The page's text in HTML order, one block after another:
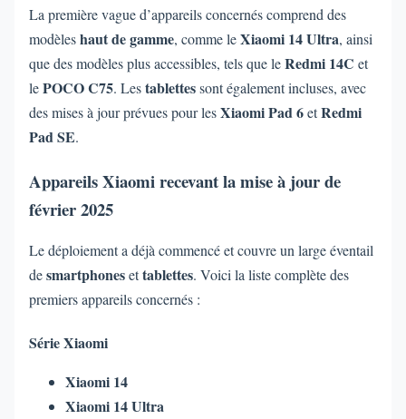
La première vague d’appareils concernés comprend des
modèleshaut de gamme, comme leXiaomi 14 Ultra, ainsi
que des modèles plus accessibles, tels que leRedmi 14C et
lePOCO C75. Lestablettessont également incluses, avec
des mises à jour prévues pour lesXiaomi Pad 6etRedmi
Pad SE.
Appareils Xiaomi recevant la mise à jour de
février 2025
Le déploiement a déjà commencé et couvre un large éventail
desmartphonesettablettes. Voici la liste complète des
premiers appareils concernés :
Série Xiaomi
Xiaomi 14
Xiaomi 14 Ultra